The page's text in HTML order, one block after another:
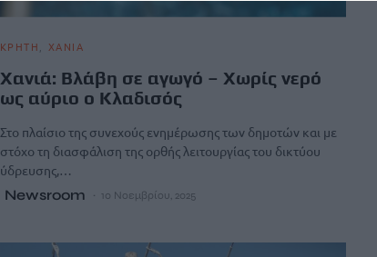
ΚΡΗΤΗ ΧΑΝΙΑ
Χανιά: Βλάβη σε αγωγό – Χωρίς νερό
ως αύριο ο Κλαδισός
Στο πλαίσιο της συνεχούς ενημέρωσης των δημοτών και με
στόχο τη διασφάλιση της ορθής λειτουργίας του δικτύου
ύδρευσης,…
Newsroom 10 Νοεμβρίου, 2025